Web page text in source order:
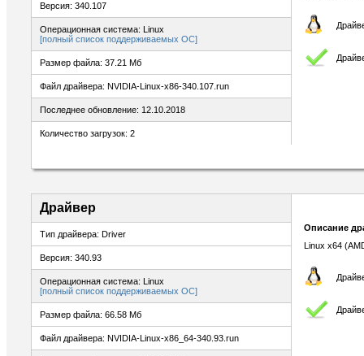
Версия: 340.107
Операционная система: Linux
[полный список поддерживаемых ОС]
Размер файла: 37.21 Мб
Файл драйвера: NVIDIA-Linux-x86-340.107.run
Последнее обновление: 12.10.2018
Количество загрузок: 2
Драйвер
Тип драйвера: Driver
Версия: 340.93
Операционная система: Linux
[полный список поддерживаемых ОС]
Размер файла: 66.58 Мб
Файл драйвера: NVIDIA-Linux-x86_64-340.93.run
Описание
Linux x64